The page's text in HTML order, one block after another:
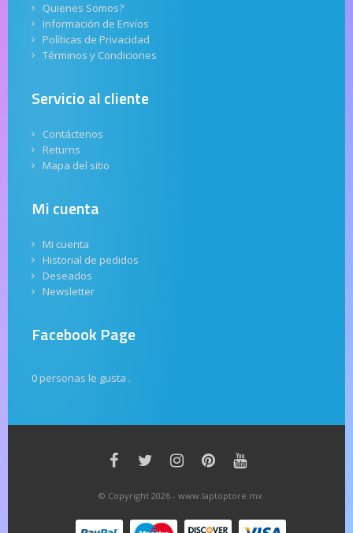
Quienes Somos?
Información de Envíos
Políticas de Privacidad
Términos y Condiciones
Servicio al cliente
Contáctenos
Returns
Mapa del sitio
Mi cuenta
Mi cuenta
Historial de pedidos
Deseados
Newsletter
Facebook Page
0 personas le gusta .
© Copyright 2026 - www.laptoptore.mx